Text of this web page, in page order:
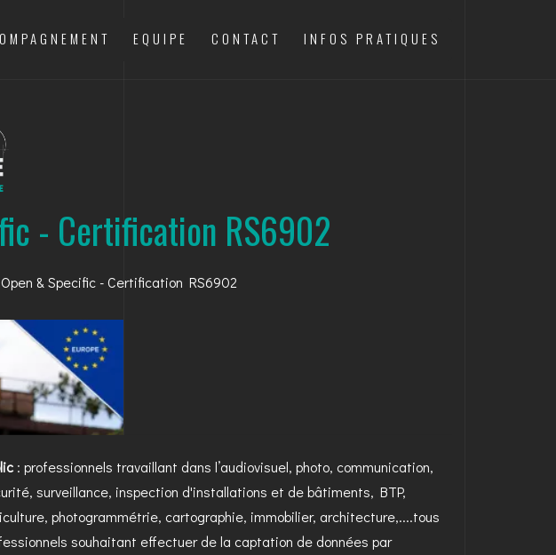
EQUIPE CONTACT INFOS PRATIQUES
- Certification RS6902
& Specific - Certification RS6902
: professionnels travaillant dans l’audiovisuel, photo, communication,
surveillance, inspection d'installations et de bâtiments, BTP,
photogrammétrie, cartographie, immobilier, architecture,....tous
souhaitant effectuer de la captation de données par